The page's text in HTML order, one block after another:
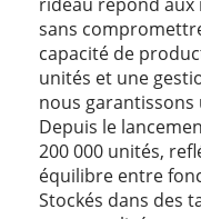
sans
capacité de
unités et une
nous
Depuis le
200 000 unités,
équilibre entre
Stockés dans des